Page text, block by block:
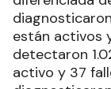
están activos
detectaron
activo y 37